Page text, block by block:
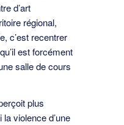
d’art
régional,
c’est recentrer
est forcément
salle de cours
plus
violence d’une